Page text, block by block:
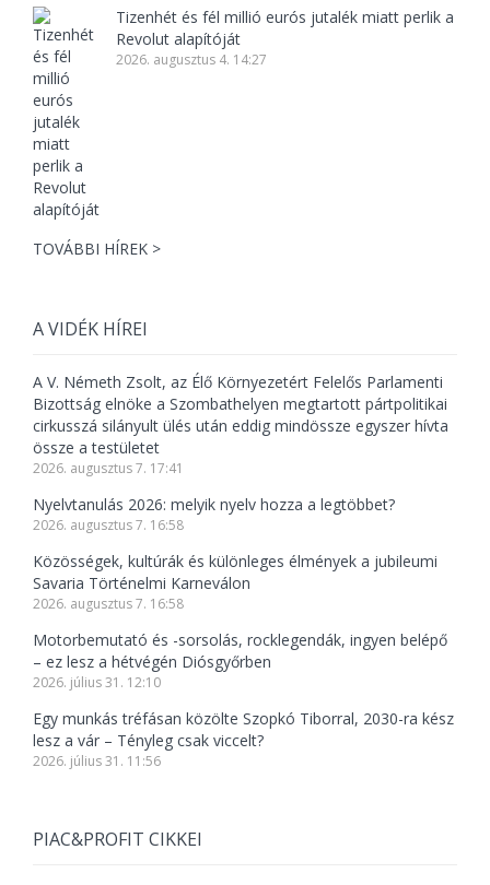
Tizenhét és fél millió eurós jutalék miatt perlik a
Revolut alapítóját
2026. augusztus 4. 14:27
TOVÁBBI HÍREK >
A VIDÉK HÍREI
A V. Németh Zsolt, az Élő Környezetért Felelős Parlamenti
Bizottság elnöke a Szombathelyen megtartott pártpolitikai
cirkusszá silányult ülés után eddig mindössze egyszer hívta
össze a testületet
2026. augusztus 7. 17:41
Nyelvtanulás 2026: melyik nyelv hozza a legtöbbet?
2026. augusztus 7. 16:58
Közösségek, kultúrák és különleges élmények a jubileumi
Savaria Történelmi Karneválon
2026. augusztus 7. 16:58
Motorbemutató és -sorsolás, rocklegendák, ingyen belépő
– ez lesz a hétvégén Diósgyőrben
2026. július 31. 12:10
Egy munkás tréfásan közölte Szopkó Tiborral, 2030-ra kész
lesz a vár – Tényleg csak viccelt?
2026. július 31. 11:56
PIAC&PROFIT CIKKEI